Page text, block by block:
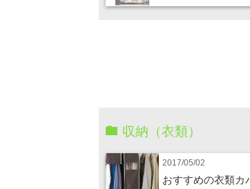
収納（衣類）
2017/05/02
おすすめの衣類カ